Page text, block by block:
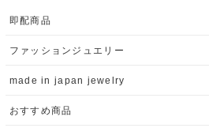
即配商品
ファッションジュエリー
made in japan jewelry
おすすめ商品